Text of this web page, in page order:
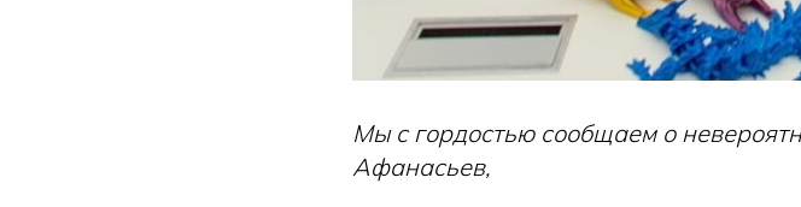
Мы с гордостью сообщаем о
Афанасьев,